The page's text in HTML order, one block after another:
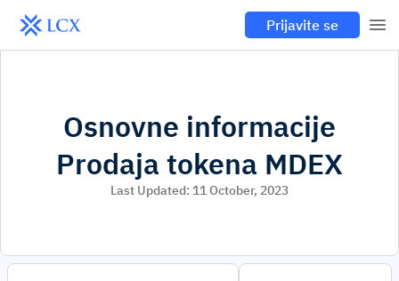
Prijavite se
Osnovne informacije
Prodaja tokena MDEX
Last Updated: 11 October, 2023